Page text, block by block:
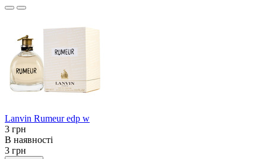
Lanvin Rumeur edp w
3 грн
В наявності
3 грн